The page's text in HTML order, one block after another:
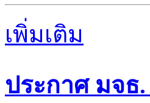
เพิ่มเติม
ประกาศ มจธ